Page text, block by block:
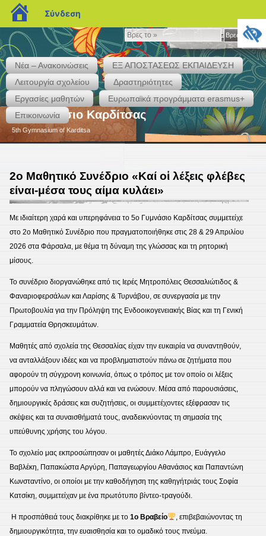
Βρες
το
»
Βρες το »
Νέα – Ανακοινώσεις
ΕΞ ΑΠΟΣΤΑΣΕΩΣ ΕΚΠΑΙΔΕΥΣΗ
Λειτουργία σχολείου
Δραστηριότητες
Εργασίες μαθητών
Eυρωπαϊκά προγράμματα erasmus+
Επικοινωνία
5ο Γυμνάσιο Καρδίτσας
5th Gymnasium of Karditsa
2ο Μαθητικό Συνέδριο «Καί οἱ λέξεις φλέβες
είναι-μέσα τους αίμα κυλάει»
Με ιδιαίτερη χαρά και υπερηφάνεια το 5ο Γυμνάσιο Καρδίτσας συμμετείχε
στο 2ο Μαθητικό Συνέδριο που πραγματοποιήθηκε στις 28 & 29 Απριλίου
2026 στα Φάρσαλα, με θέμα τη δύναμη της γλώσσας και τη ρητορική
μίσους.
Το συνέδριο διοργανώθηκε από τις Ιερές Μητροπόλεις Θεσσαλιώτιδος &
Φαναριοφερσάλων και Λαρίσης & Τυρνάβου, σε συνεργασία με την
Πρωτοβουλία για την Πρόληψη της Ενδοοικογενειακής Βίας και τη Γενική
Γραμματεία Θρησκευμάτων.
Μαθητές από σχολεία της Θεσσαλίας είχαν την ευκαιρία να συναντηθούν,
να ανταλλάξουν ιδέες και να προβληματιστούν πάνω σε ζητήματα που
αφορούν τη σύγχρονη κοινωνία, όπως ο τρόπος με τον οποίο οι λέξεις
μπορούν να πληγώσουν αλλά και να ενώσουν. Μέσα από παρουσιάσεις,
δημιουργικές δράσεις και συζητήσεις, οι συμμετέχοντες εξέφρασαν τις
σκέψεις και τα συναισθήματά τους, αναδεικνύοντας τη σημασία της
υπεύθυνης χρήσης του λόγου.
Το σχολείο μας εκπροσώπησαν οι μαθητές Διάκο Λάμπρο, Ευάγγελο
Βαβλέκη, Παπακώστα Αργύρη, Παπαγεωργίου Αθανάσιος και Παπαντώνη
Κωνσταντίνο, οι οποίοι με την καθοδήγηση της καθηγήτριάς τους Σοφία
Κατσίκη, συμμετείχαν με ένα πρωτότυπο βίντεο-τραγούδι.
Η προσπάθειά τους διακρίθηκε με το 1ο Βραβείο
, επιβεβαιώνοντας τη
δημιουργικότητα, την ευαισθησία και το ομαδικό τους πνεύμα.
blogs.sch.gr
Σύνδεση